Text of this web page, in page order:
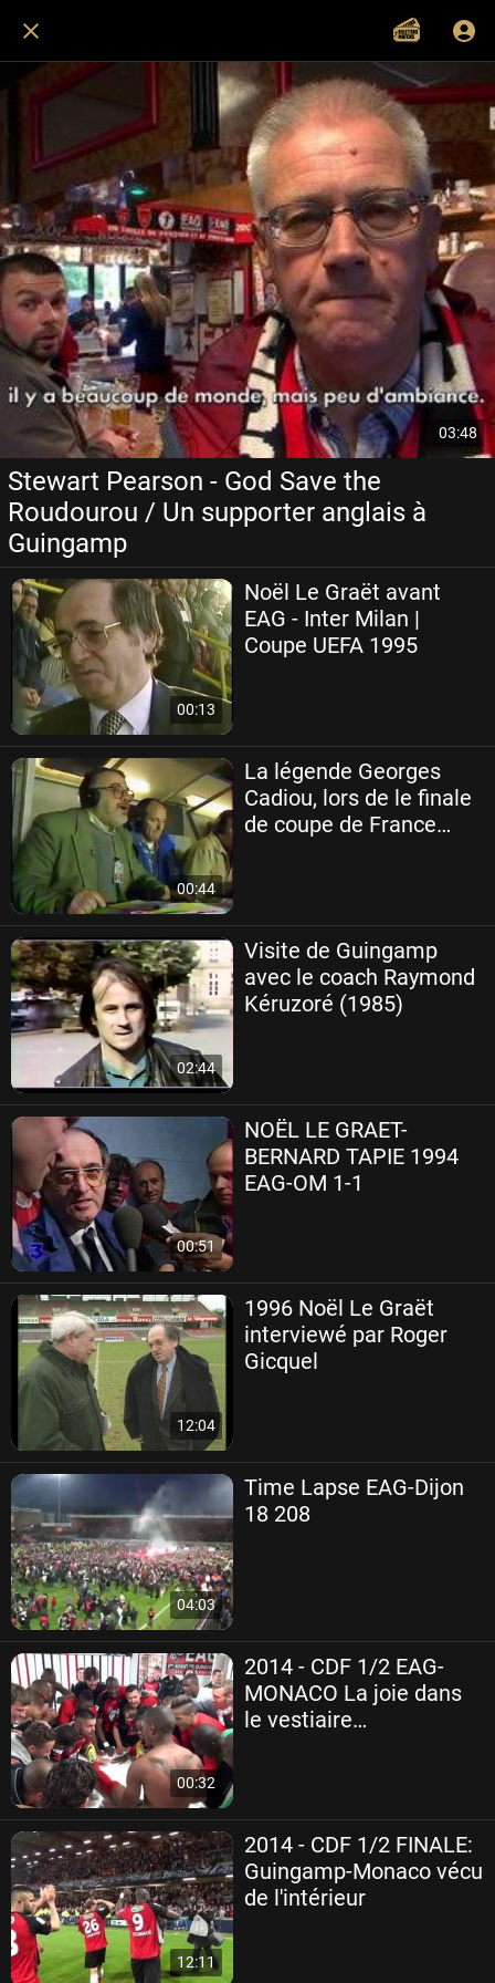
03:48
Stewart Pearson - God Save the
Roudourou / Un supporter anglais à
Guingamp
00:13
Noël Le Graët avant
EAG - Inter Milan |
Coupe UEFA 1995
00:44
La légende Georges
Cadiou, lors de le finale
de coupe de France
02:44
Visite de Guingamp
avec le coach Raymond
Kéruzoré (1985)
00:51
NOËL LE GRAET-
BERNARD TAPIE 1994
EAG-OM 1-1
12:04
1996 Noël Le Graët
interviewé par Roger
Gicquel
04:03
Time Lapse EAG-Dijon
18 208
00:32
2014 - CDF 1/2 EAG-
MONACO La joie dans
le vestiaire
12:11
2014 - CDF 1/2 FINALE:
Guingamp-Monaco vécu
de l'intérieur